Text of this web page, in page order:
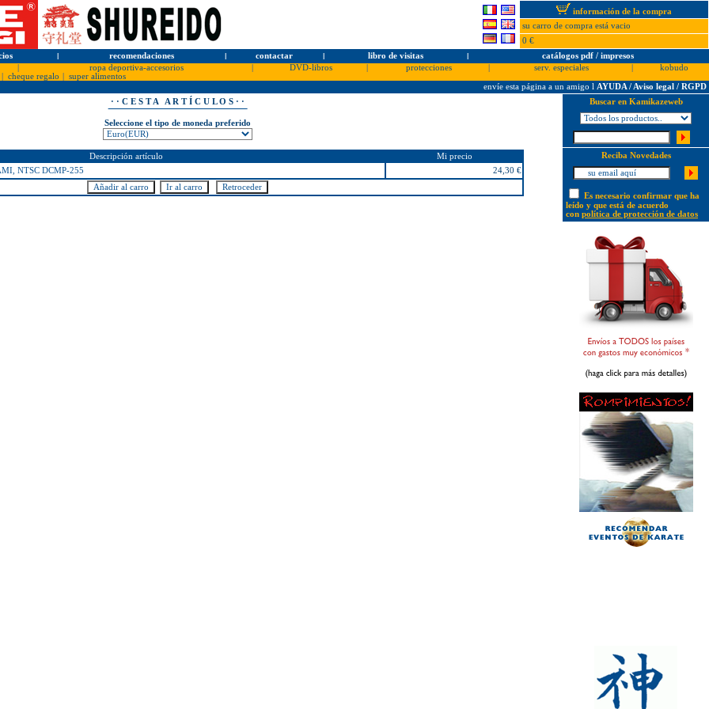
información de la compra
su carro de compra está vacio
0 €
l recomendaciones l contactar l libro de visitas l
catálogos pdf / impresos
ropa deportiva-accesorios DVD-libros protecciones serv. especiales
kobudo
cheque regalo
super alimentos
envíe esta página a un amigo l AYUDA / Aviso legal / RGPD
· · C E S T A A R T Í C U L O S · ·
Seleccione el tipo de moneda preferido
Descripción artículo
Mi precio
NTSC DCMP-255
24,30 €
Buscar en Kamikazeweb
Reciba Novedades
Es necesario confirmar que ha
leído y que está de acuerdo
con política de protección de datos